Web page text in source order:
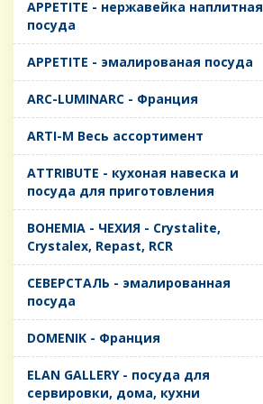
APPETITE - нержавейка наплитная
посуда
APPETITE - эмалированая посуда
ARC-LUMINARC - Франция
ARTI-M Весь ассортимент
ATTRIBUTE - кухоная навеска и
посуда для приготовления
BOHEMIA - ЧЕХИЯ - Crystalite,
Crystalex, Repast, RCR
CЕВЕРСТАЛЬ - эмалированная
посуда
DOMENIK - Франция
ELAN GALLERY - посуда для
сервировки, дома, кухни